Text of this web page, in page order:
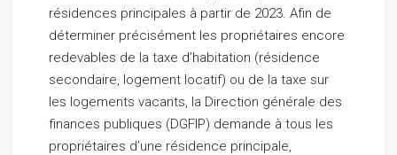
résidences principales à partir de 2023. Afin de
déterminer précisément les propriétaires encore
redevables de la taxe d’habitation (résidence
secondaire, logement locatif) ou de la taxe sur
les logements vacants, la Direction générale des
finances publiques (DGFIP) demande à tous les
propriétaires d’une résidence principale,